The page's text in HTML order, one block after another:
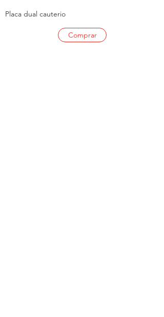
Placa dual cauterio
Comprar